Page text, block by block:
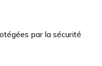
par la sécurité